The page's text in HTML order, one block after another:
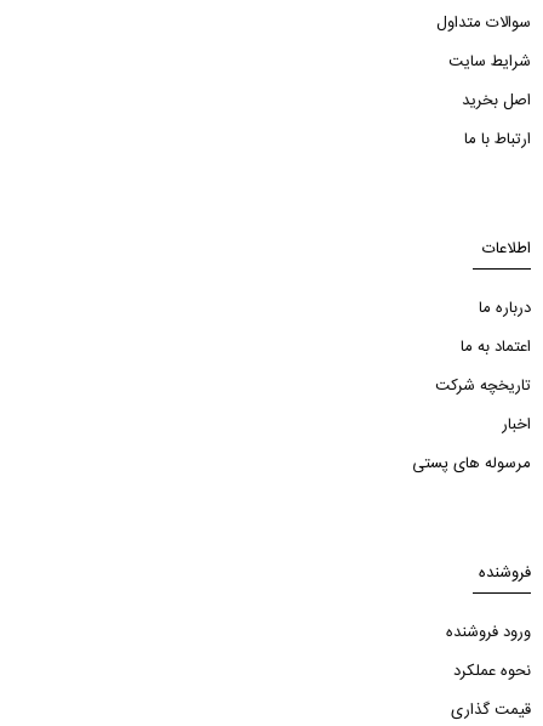
سوالات متداول
شرایط سایت
اصل بخرید
ارتباط با ما
اطلاعات
درباره ما
اعتماد به ما
تاریخچه شرکت
اخبار
مرسوله های پستی
فروشنده
ورود فروشنده
نحوه عملکرد
قیمت گذاری